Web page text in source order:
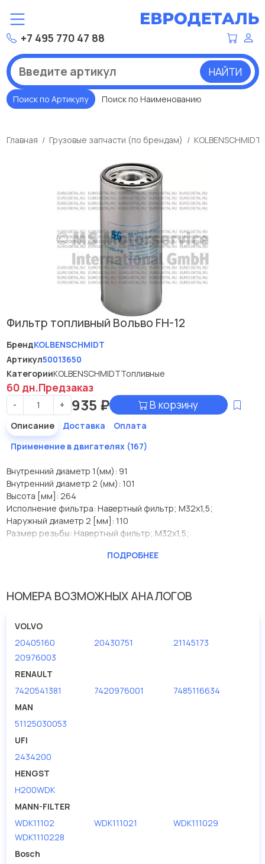
+7 495 770 47 88
НАЙТИ
Поиск по Артикулу Поиск по Наименованию
Главная Грузовые запчасти (по брендам) KOLBENSCHMIDT
Фильтр топливный Вольво FH-12
БрендKOLBENSCHMIDT
Артикул50013650
КатегорииKOLBENSCHMIDTТопливные
60 дн.Предзаказ
- + 935 ₽ В корзину
Описание Доставка
Оплата
Применение в двигателях (167)
Внутренний диаметр 1(мм): 91
Внутренний диаметр 2 (мм): 101
Высота [мм]: 264
Исполнение фильтра: Навертный фильтр; M32x1,5;
Наружный диаметр 2 [мм]: 110
Размер резьбы: Навертный фильтр; M32x1,5;
Внутренний диаметр 2 (мм)
101
Исполнение фильтра
Наружный диаметр 2 [мм]
Размер резьбы
ПОДРОБНЕЕ
НОМЕРА ВОЗМОЖНЫХ АНАЛОГОВ
VOLVO
20405160
20430751
21145173
20976003
RENAULT
7420541381
7420976001
7485116634
MAN
51125030053
UFI
2434200
HENGST
H200WDK
MANN-FILTER
WDK11102
WDK111021
WDK111029
WDK1110228
Bosch